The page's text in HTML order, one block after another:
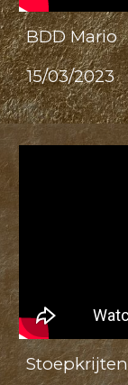
BDD Mario
15/03/2023
Stoepkrijten